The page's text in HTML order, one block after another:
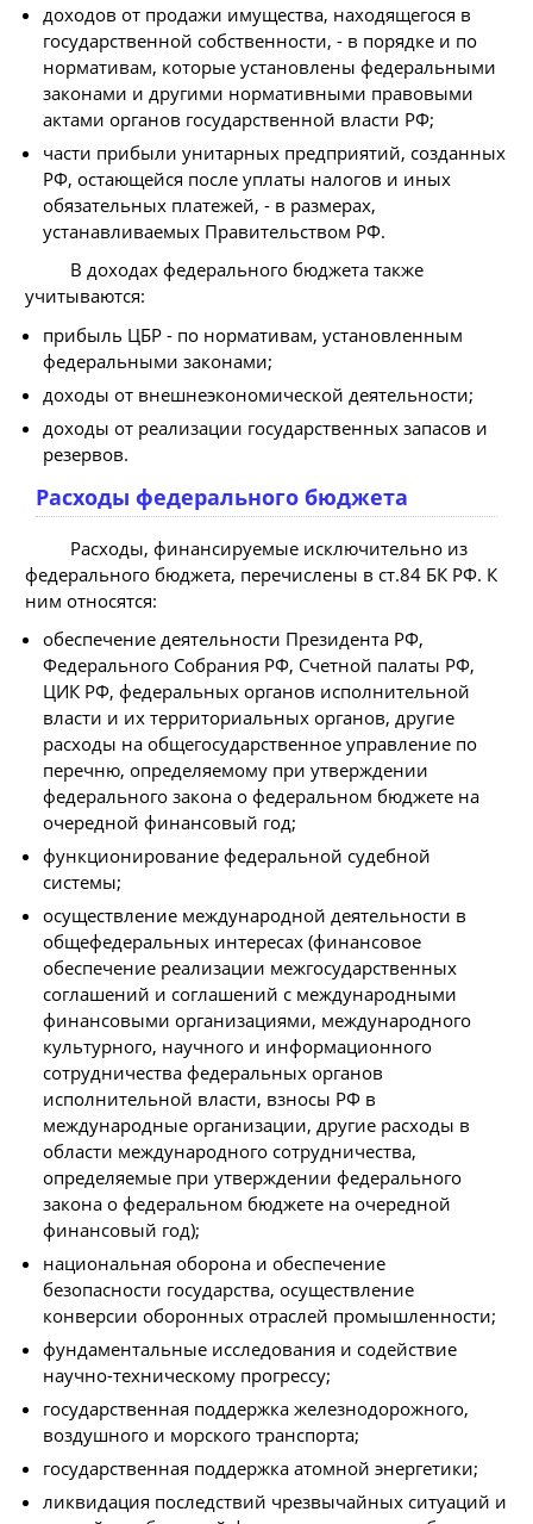
доходов от продажи имущества, находящегося в
государственной собственности, - в порядке и по
нормативам, которые установлены федеральными
законами и другими нормативными правовыми
актами органов государственной власти РФ;
части прибыли унитарных предприятий, созданных
РФ, остающейся после уплаты налогов и иных
обязательных платежей, - в размерах,
устанавливаемых Правительством РФ.
В доходах федерального бюджета также
учитываются:
прибыль ЦБР - по нормативам, установленным
федеральными законами;
доходы от внешнеэкономической деятельности;
доходы от реализации государственных запасов и
резервов.
Расходы федерального бюджета
Расходы, финансируемые исключительно из
федерального бюджета, перечислены в ст.84 БК РФ. К
ним относятся:
обеспечение деятельности Президента РФ,
Федерального Собрания РФ, Счетной палаты РФ,
ЦИК РФ, федеральных органов исполнительной
власти и их территориальных органов, другие
расходы на общегосударственное управление по
перечню, определяемому при утверждении
федерального закона о федеральном бюджете на
очередной финансовый год;
функционирование федеральной судебной
системы;
осуществление международной деятельности в
общефедеральных интересах (финансовое
обеспечение реализации межгосударственных
соглашений и соглашений с международными
финансовыми организациями, международного
культурного, научного и информационного
сотрудничества федеральных органов
исполнительной власти, взносы РФ в
международные организации, другие расходы в
области международного сотрудничества,
определяемые при утверждении федерального
закона о федеральном бюджете на очередной
финансовый год);
национальная оборона и обеспечение
безопасности государства, осуществление
конверсии оборонных отраслей промышленности;
фундаментальные исследования и содействие
научно-техническому прогрессу;
государственная поддержка железнодорожного,
воздушного и морского транспорта;
государственная поддержка атомной энергетики;
ликвидация последствий чрезвычайных ситуаций и